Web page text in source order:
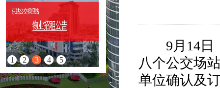
1 2 3 4 5
9月14日，
八个公交场
单位确认及